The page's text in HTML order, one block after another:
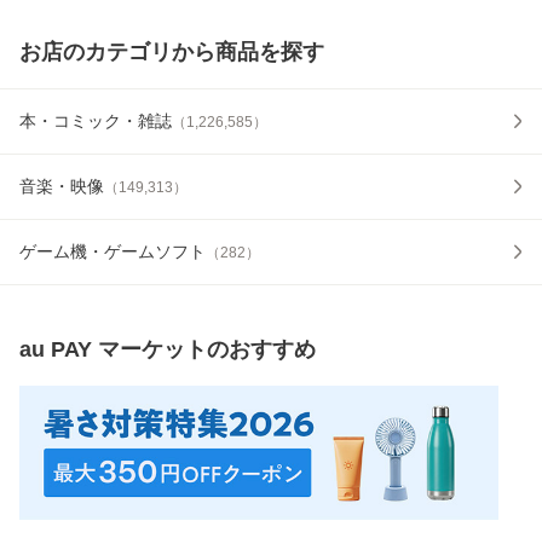
お店のカテゴリから商品を探す
本・コミック・雑誌 （ 1,226,585 ）
音楽・映像 （ 149,313 ）
ゲーム機・ゲームソフト （282 ）
au PAY マーケットのおすすめ